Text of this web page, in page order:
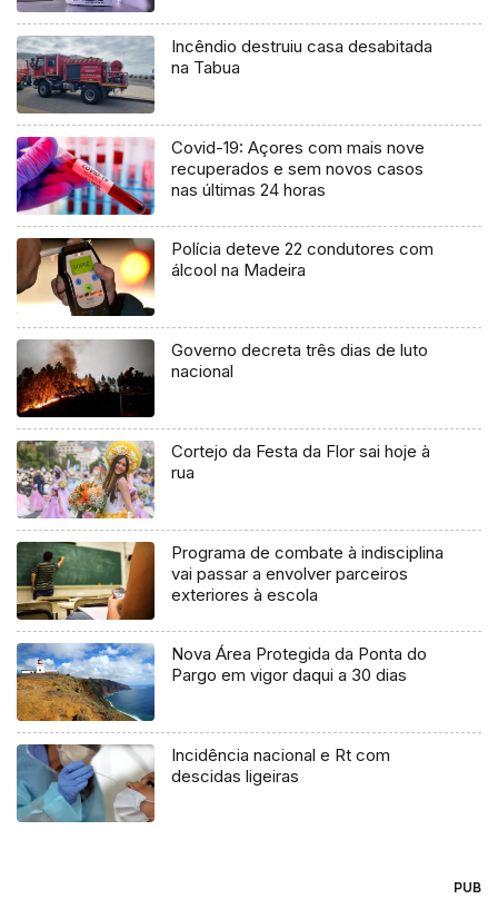
Incêndio destruiu casa desabitada
na Tabua
Covid-19: Açores com mais nove
recuperados e sem novos casos
nas últimas 24 horas
Polícia deteve 22 condutores com
álcool na Madeira
Governo decreta três dias de luto
nacional
Cortejo da Festa da Flor sai hoje à
rua
Programa de combate à indisciplina
vai passar a envolver parceiros
exteriores à escola
Nova Área Protegida da Ponta do
Pargo em vigor daqui a 30 dias
Incidência nacional e Rt com
descidas ligeiras
PUB